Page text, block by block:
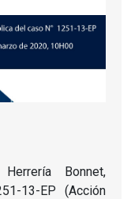
Bonnet,
13-EP (Acción